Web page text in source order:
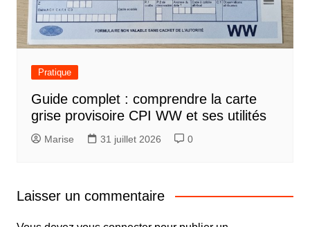
Pratique
Guide complet : comprendre la carte
grise provisoire CPI WW et ses utilités
Marise 31 juillet 2026 0
Laisser un commentaire